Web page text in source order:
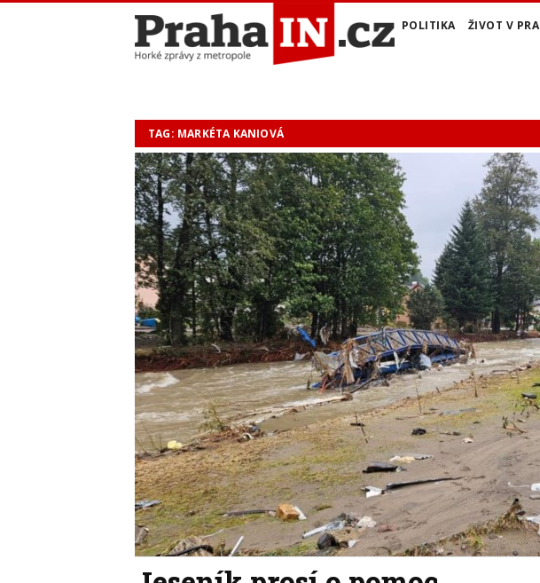
POLITIKA ŽIVOT V
TAG: MARKÉTA KANIOVÁ